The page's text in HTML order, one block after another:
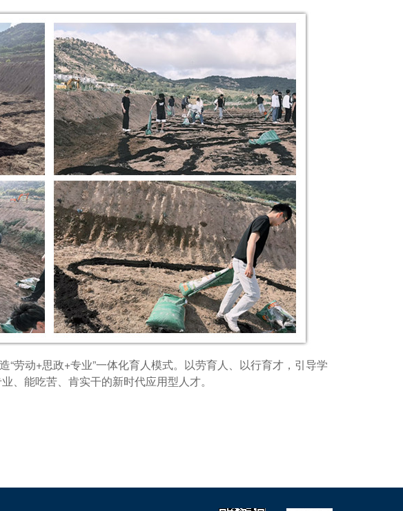
劳动+思政+专业”一体化育人模式。以劳育人、以行育才，引导学
、能吃苦、肯实干的新时代应用型人才。